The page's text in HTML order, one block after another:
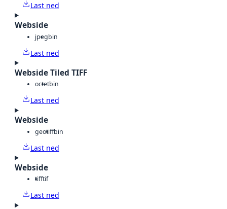
Last ned
Webside
jpegbin
Last ned
Webside Tiled TIFF
octetbin
Last ned
Webside
geotiffbin
Last ned
Webside
tifftif
Last ned